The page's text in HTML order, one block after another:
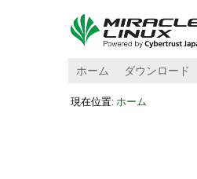
ホーム ダウンロード
現在位置: ホーム